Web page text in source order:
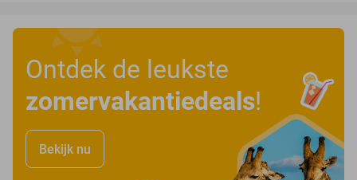
Ontdek de leukste
zomervakantiedeals!
Bekijk nu